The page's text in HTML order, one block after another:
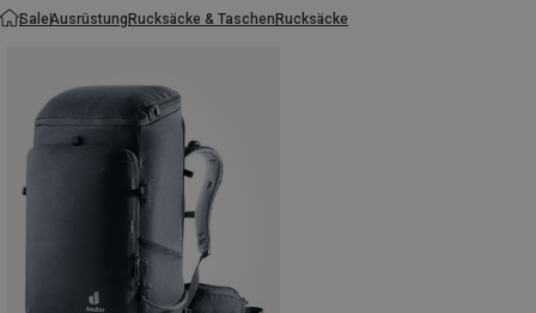
SaleAusrüstungRucksäcke & TaschenRucksäcke